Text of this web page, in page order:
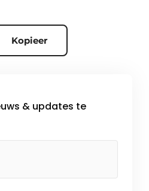
Kopieer
& updates te